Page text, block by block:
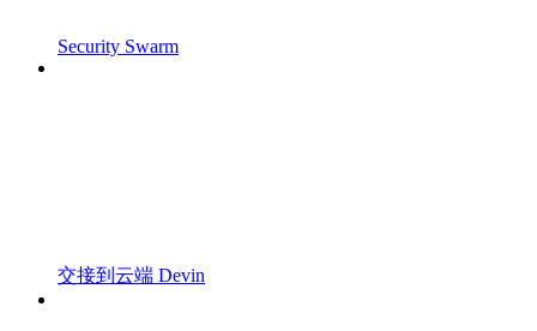
Security Swarm
交接到云端 Devin